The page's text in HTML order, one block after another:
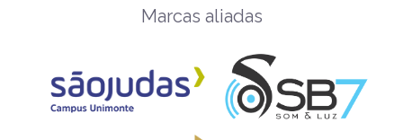
Marcas aliadas